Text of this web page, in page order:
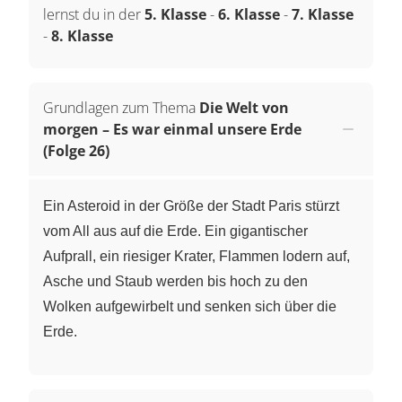
lernst du in der5. Klasse-6. Klasse-7. Klasse
-8. Klasse
Grundlagen zum Thema Die Welt von
morgen – Es war einmal unsere Erde
(Folge 26)
Ein Asteroid in der Größe der Stadt Paris stürzt
vom All aus auf die Erde. Ein gigantischer
Aufprall, ein riesiger Krater, Flammen lodern auf,
Asche und Staub werden bis hoch zu den
Wolken aufgewirbelt und senken sich über die
Erde.